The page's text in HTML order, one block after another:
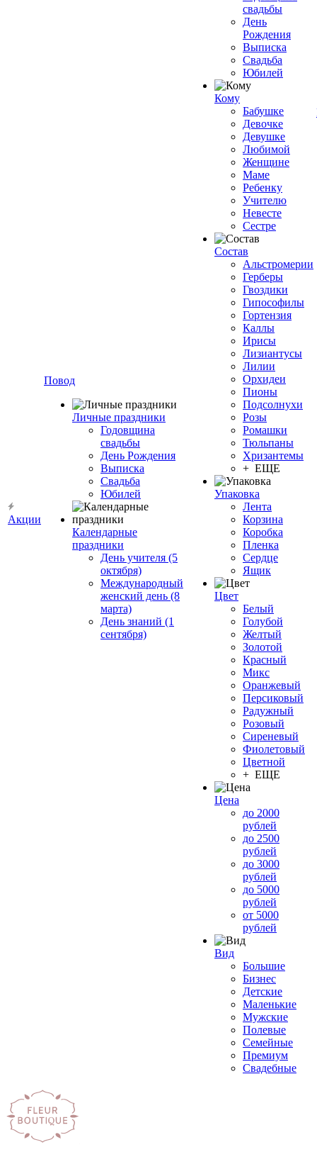
Акции
Повод
Личные праздники
Годовщина
свадьбы
День Рождения
Выписка
Свадьба
Юбилей
Календарные
праздники
День учителя (5
октября)
Международный
женский день (8
марта)
День знаний (1
сентября)
свадьбы
День
Рождения
Выписка
Свадьба
Юбилей
Кому
Бабушке
Девочке
Девушке
Любимой
Женщине
Маме
Ребенку
Учителю
Невесте
Сестре
Состав
Альстромерии
Герберы
Гвоздики
Гипософилы
Гортензия
Каллы
Ирисы
Лизиантусы
Лилии
Орхидеи
Пионы
Подсолнухи
Розы
Ромашки
Тюльпаны
Хризантемы
+ ЕЩЕ
Упаковка
Лента
Корзина
Коробка
Пленка
Сердце
Ящик
Цвет
Белый
Голубой
Желтый
Золотой
Красный
Микс
Оранжевый
Персиковый
Радужный
Розовый
Сиреневый
Фиолетовый
Цветной
+ ЕЩЕ
Цена
до 2000
рублей
до 2500
рублей
до 3000
рублей
до 5000
рублей
от 5000
рублей
Вид
Большие
Бизнес
Детские
Маленькие
Мужские
Полевые
Семейные
Премиум
Свадебные